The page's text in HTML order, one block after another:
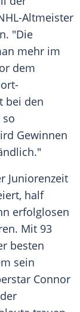
Altmeister
"Die
mehr im
dem
bei den
so
Gewinnen
Juniorenzeit
half
erfolglosen
Mit 93
besten
sein
Connor